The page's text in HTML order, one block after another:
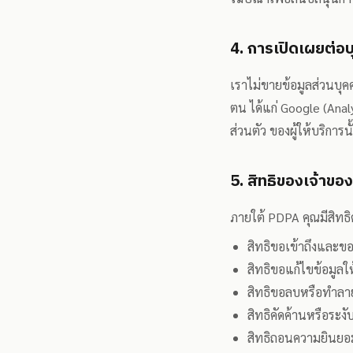
4. การเปิดเผยต่
เราไม่ขายข้อมูลส่วนบุ
ตน ได้แก่ Google
ส่วนตัว ของผู้ให้บริการ
5. สิทธิของเจ้าข
ภายใต้ PDPA คุณมีสิท
สิทธิขอเข้าถึงและข
สิทธิขอแก้ไขข้อมูลใ
สิทธิขอลบหรือทำล
สิทธิคัดค้านหรือระงั
สิทธิถอนความยินยอ